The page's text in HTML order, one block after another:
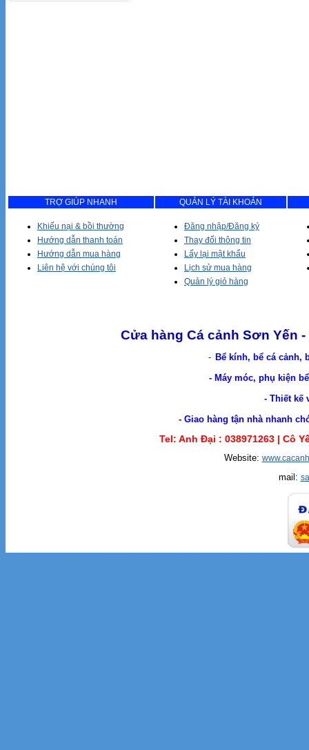
TRỢ GIÚP NHANH QUẢN LÝ TÀI KHOẢN
Khiếu nại & bồi thường
Hướng dẫn thanh toán
Hướng dẫn mua hàng
Liên hệ với chúng tôi
Đăng nhập/Đăng ký
Thay đổi thông tin
Lấy lại mật khẩu
Lịch sử mua hàng
Quản lý giỏ hàng
Cửa hàng Cá cảnh Sơn Yến
- Bể kính, bể cá cảnh,
- Máy móc, phụ kiện
- Thiết kế
- Giao hàng tận nhà nhanh chóng. Cá
Tel: Anh Đại : 038971263 | Cô
Website:
mail: